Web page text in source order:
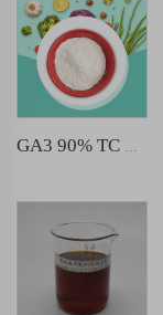
GA3 90% TC Bubuk